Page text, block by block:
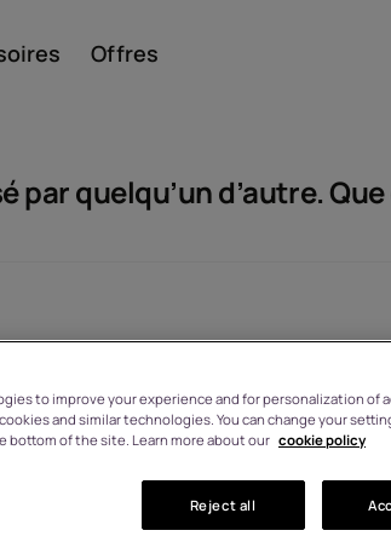
Offres
quelqu’un d’autre.
to improve your experience and for personalization of
and similar technologies. You can change your
bottom of the site. Learn more about our cookie policy
Reject all